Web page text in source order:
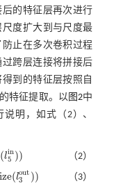
的特征层再次进行
尺度扩大到与尺度最
止在多次卷积过程
跨层连接将拼接后
到的特征层按照自
特征提取。以 图2中
说明，如式（ 2）、
(lin
5 )) （2）
ze(lout
3 ))
ut)) （3）